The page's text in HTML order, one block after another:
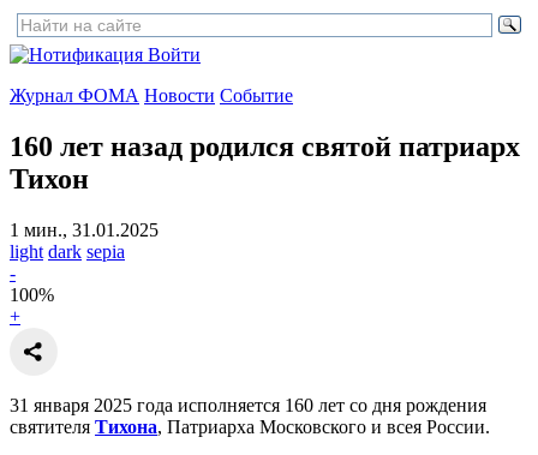
Войти
Журнал ФОМА Новости Событие
160 лет назад родился святой патриарх
Тихон
1 мин., 31.01.2025
light dark sepia
-
100%
+
31 января 2025 года исполняется 160 лет со дня рождения
святителя Тихона, Патриарха Московского и всея России.